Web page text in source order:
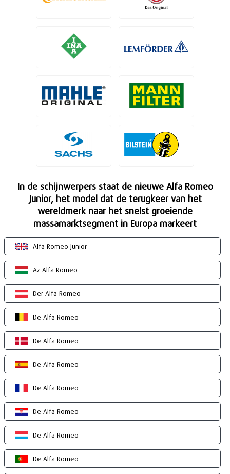
In de schijnwerpers staat de nieuwe Alfa Romeo
Junior, het model dat de terugkeer van het
wereldmerk naar het snelst groeiende
massamarktsegment in Europa markeert
Alfa Romeo Junior
Az Alfa Romeo
Der Alfa Romeo
De Alfa Romeo
De Alfa Romeo
De Alfa Romeo
De Alfa Romeo
De Alfa Romeo
De Alfa Romeo
De Alfa Romeo